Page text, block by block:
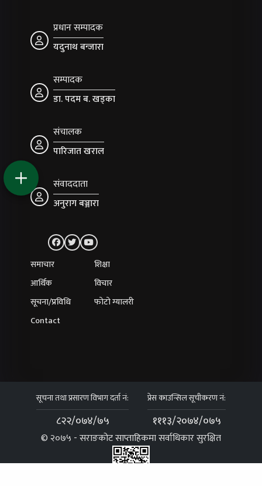
प्रधान सम्पादक
यदुनाथ बन्जारा
सम्पादक
डा. पदम ब. खड्का
संचालक
पारिजात खराल
संवाददाता
अनुराग बञ्जारा
समाचार
शिक्षा
आर्थिक
विचार
सूचना/प्रविधि
फोटो ग्यालरी
Contact
सूचना तथा प्रसारण विभाग दर्ता नं:
८२२/०७४/७५
प्रेस काउन्सिल सूचीकरण नं:
१११३/२०७४/०७५
© २०७५ - सराङकोट साप्ताहिकमा सर्वाधिकार सुरक्षित